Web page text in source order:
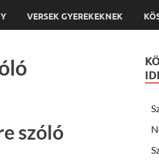
VERSEK GYEREKEKNEK
szóló